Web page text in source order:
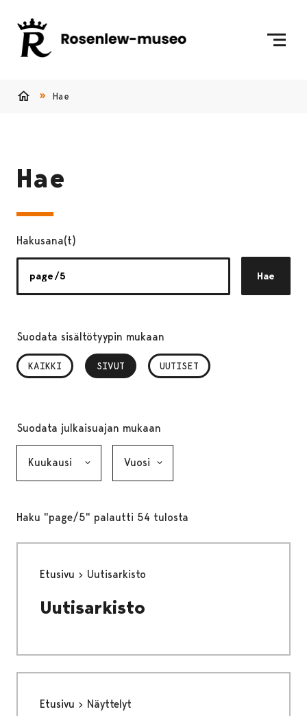
Hae
Hae
Hakusana(t)
Hae
Suodata sisältötyypin mukaan
KAIKKI SIVUT
, VALITTU UUTISET
Suodata julkaisuajan mukaan
Haku "page/5" palautti 54 tulosta
Etusivu Uutisarkisto
Uutisarkisto
Etusivu Näyttelyt